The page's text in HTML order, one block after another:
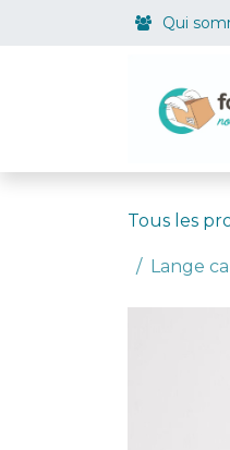
Se rendre au contenuQui
Tous les
Lange